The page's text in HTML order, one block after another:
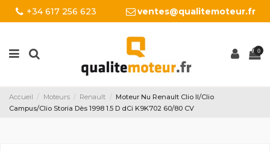
+34 617 256 623 ventes@qualitemoteur.fr
0
Accueil Moteurs Renault
Moteur Nu Renault Clio II/Clio
Campus/Clio Storia Dès 1998 1.5 D dCi K9K702 60/80 CV